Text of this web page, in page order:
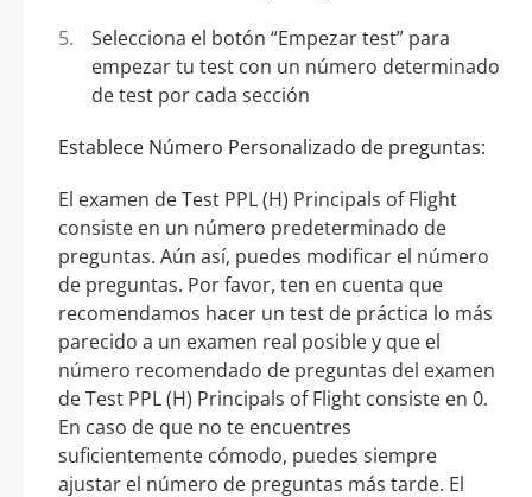
Selecciona el botón “Empezar test” para
empezar tu test con un número determinado
de test por cada sección
Establece Número Personalizado de preguntas:
El examen de Test PPL (H) Principals of Flight
consiste en un número predeterminado de
preguntas. Aún así, puedes modificar el número
de preguntas. Por favor, ten en cuenta que
recomendamos hacer un test de práctica lo más
parecido a un examen real posible y que el
número recomendado de preguntas del examen
de Test PPL (H) Principals of Flight consiste en 0.
En caso de que no te encuentres
suficientemente cómodo, puedes siempre
ajustar el número de preguntas más tarde. El